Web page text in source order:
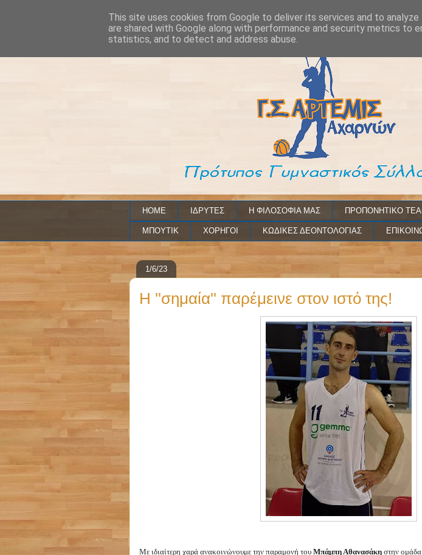
HOME ΙΔΡΥΤΕΣ Η ΦΙΛΟΣΟΦΙΑ ΜΑΣ ΠΡΟΠΟΝΗΤΙΚΟ
ΜΠΟΥΤΙΚ ΧΟΡΗΓΟΙ ΚΩΔΙΚΕΣ ΔΕΟΝΤΟΛΟΓΙΑΣ
1/6/23
Η ''σημαία'' παρέμεινε στον ιστό της!
Με ιδιαίτερη χαρά ανακοινώνουμε την παραμονή του Μπάμπη Αθανασάκη στην
This site uses cookies from Google to deliver its services and to
are shared with Google along with performance and security metrics to
statistics, and to detect and address abuse.